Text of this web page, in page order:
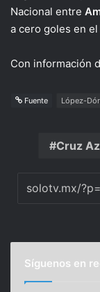
Nacional entre
a cero goles en
Con información
Fuente López-
Cruz
Síguenos en